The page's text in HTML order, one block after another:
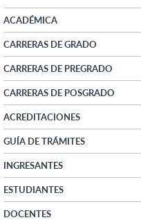
ACADÉMICA
CARRERAS DE GRADO
CARRERAS DE PREGRADO
CARRERAS DE POSGRADO
ACREDITACIONES
GUÍA DE TRÁMITES
INGRESANTES
ESTUDIANTES
DOCENTES